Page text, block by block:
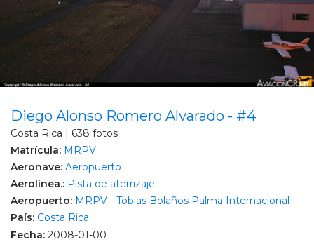
Diego Alonso Romero Alvarado - #4
Costa Rica | 638 fotos
Matrícula: MRPV
Aeronave: Aeropuerto
Aerolínea.: Pista de aterrizaje
Aeropuerto: MRPV - Tobias Bolaños Palma Internacional
País: Costa Rica
Fecha: 2008-01-00